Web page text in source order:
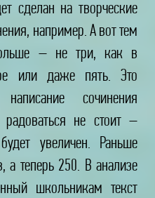
сделан на творческие
например. А вот тем
– не три, как в
или даже пять. Это
сочинения
не стоит –
увеличен. Раньше
а теперь 250. В анализе
школьникам текст